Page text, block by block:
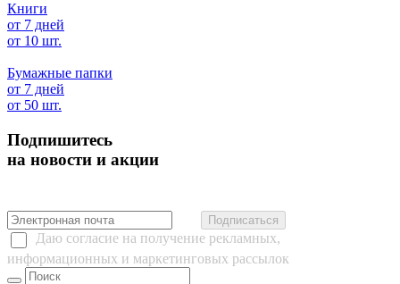
Книги
от 7 дней
от 10 шт.
Бумажные папки
от 7 дней
от 50 шт.
Подпишитесь
на новости и акции
Подписаться
Даю согласие на получение рекламных,
информационных и маркетинговых рассылок